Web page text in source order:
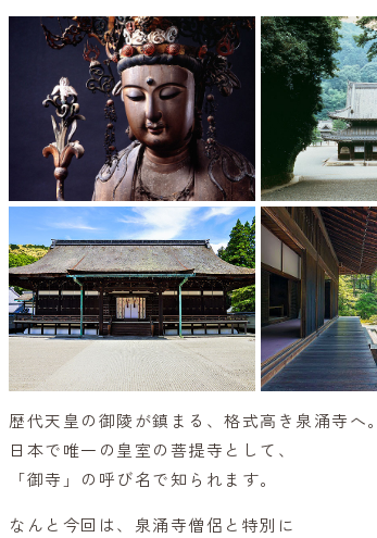
歴代天皇の御陵が鎮まる、格式高き泉涌寺へ。
日本で唯一の皇室の菩提寺として、
「御寺」の呼び名で知られます。
なんと今回は、泉涌寺僧侶と特別に